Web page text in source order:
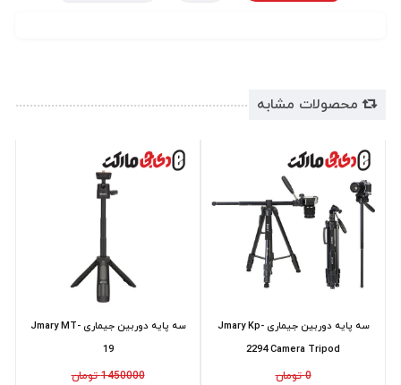
محصولات مشابه
سه پایه دوربین جیماری Jmary MT-
19
1450000 تومان
سه پایه دوربین جیماری Jmary Kp-
2294 Camera Tripod
0 تومان